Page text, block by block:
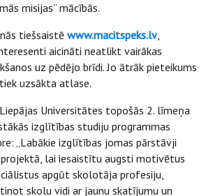
misijas” mācībās.
tiešsaistē www.macitspeks.lv,
aicināti neatlikt vairākas
uz pēdējo brīdi. Jo ātrāk pieteikums
uzsākta atlase.
Universitātes topošās 2. līmeņa
izglītības studiju programmas
„Labākie izglītības jomas pārstāvji
projektā, lai iesaistītu augsti motivētus
apgūt skolotāja profesiju,
skolu vidi ar jaunu skatījumu un